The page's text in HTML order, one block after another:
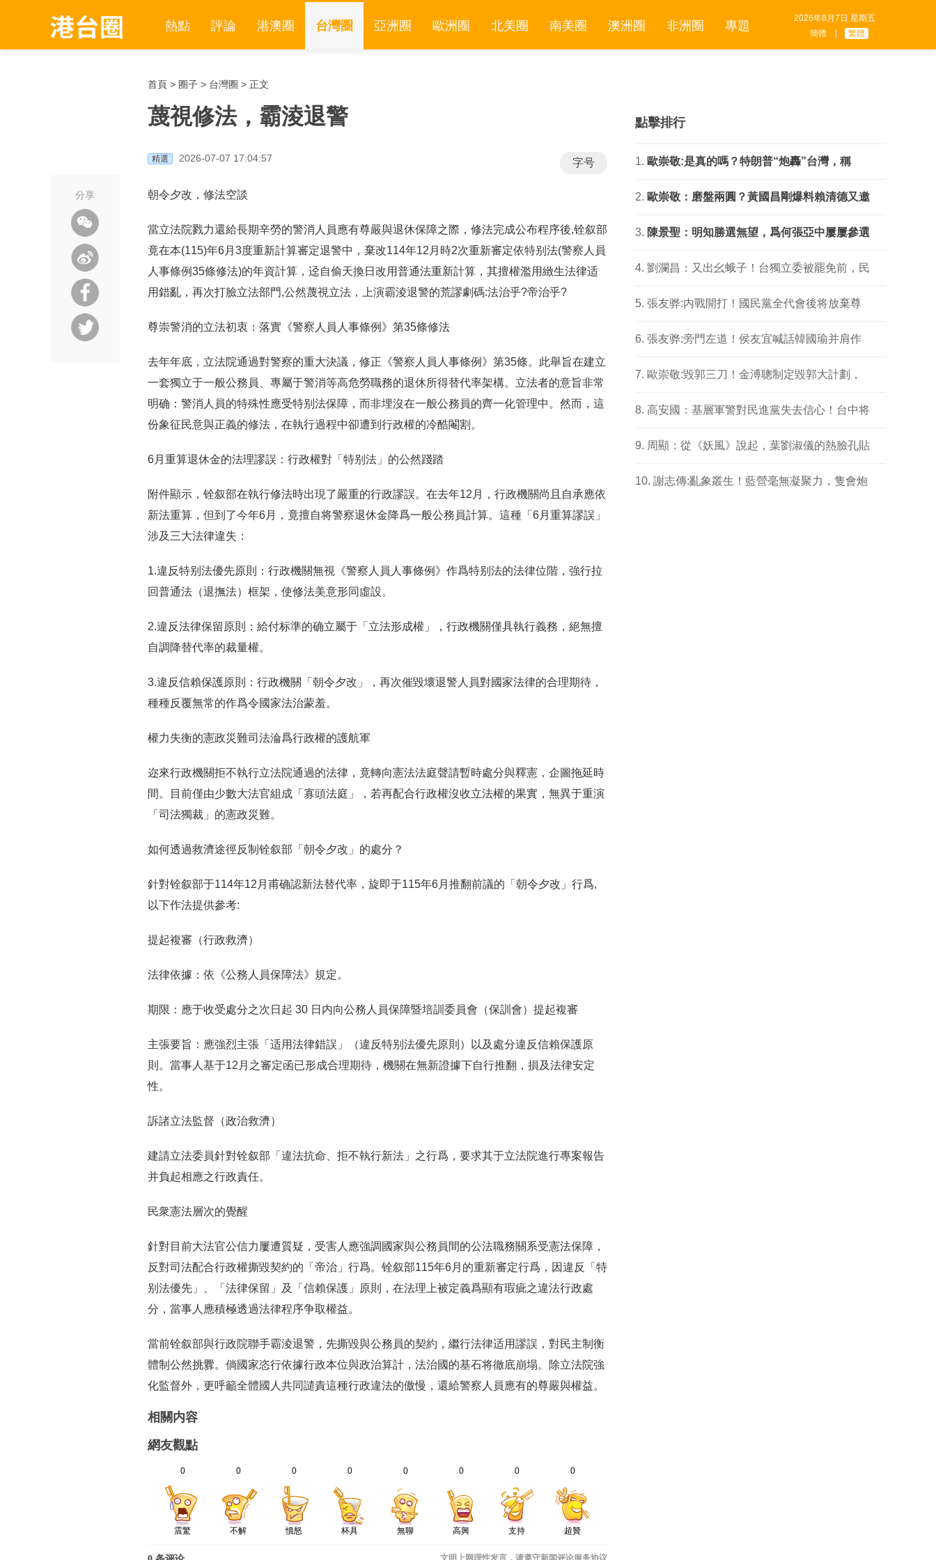
2026年8月7日 星期五
簡體
繁體
熱點 評論 港澳圈 台灣圈 亞洲圈 歐洲圈 北美圈 南美圈 澳洲圈 非洲圈 專題
首頁 > 圈子 > 台灣圈 > 正文
蔑視修法，霸淩退警
精選 2026-07-07 17:04:57 字号
分享 朝令夕改，修法空談
當立法院戮力還給長期辛勞的警消人員應有尊嚴與退休保障之際，修法完成公布程序後,铨叙部
竟在本(115)年6月3度重新計算審定退警中，棄改114年12月時2次重新審定依特别法(警察人員
人事條例35條修法)的年資計算，迳自偷天換日改用普通法重新計算，其擅權濫用緻生法律适
用錯亂，再次打臉立法部門,公然蔑視立法，上演霸淩退警的荒謬劇碼:法治乎?帝治乎?
尊崇警消的立法初衷：落實《警察人員人事條例》第35條修法
去年年底，立法院通過對警察的重大決議，修正《警察人員人事條例》第35條。此舉旨在建立
一套獨立于一般公務員、專屬于警消等高危勞職務的退休所得替代率架構。立法者的意旨非常
明确：警消人員的特殊性應受特别法保障，而非埋沒在一般公務員的齊一化管理中。然而，這
份象征民意與正義的修法，在執行過程中卻遭到行政權的冷酷閹割。
6月重算退休金的法理謬誤：行政權對「特别法」的公然踐踏
附件顯示，铨叙部在執行修法時出現了嚴重的行政謬誤。在去年12月，行政機關尚且自承應依
新法重算，但到了今年6月，竟擅自将警察退休金降爲一般公務員計算。這種「6月重算謬誤」
涉及三大法律違失：
1.違反特别法優先原則：行政機關無視《警察人員人事條例》作爲特别法的法律位階，強行拉
回普通法（退撫法）框架，使修法美意形同虛設。
2.違反法律保留原則：給付标準的确立屬于「立法形成權」，行政機關僅具執行義務，絕無擅
自調降替代率的裁量權。
3.違反信賴保護原則：行政機關「朝令夕改」，再次催毀壞退警人員對國家法律的合理期待，
種種反覆無常的作爲令國家法治蒙羞。
權力失衡的憲政災難司法淪爲行政權的護航軍
迩來行政機關拒不執行立法院通過的法律，竟轉向憲法法庭聲請暫時處分與釋憲，企圖拖延時
間。目前僅由少數大法官組成「寡頭法庭」，若再配合行政權沒收立法權的果實，無異于重演
「司法獨裁」的憲政災難。
如何透過救濟途徑反制铨叙部「朝令夕改」的處分？
針對铨叙部于114年12月甫确認新法替代率，旋即于115年6月推翻前議的「朝令夕改」行爲,
以下作法提供參考:
提起複審（行政救濟）
法律依據：依《公務人員保障法》規定。
期限：應于收受處分之次日起 30 日内向公務人員保障暨培訓委員會（保訓會）提起複審
主張要旨：應強烈主張「适用法律錯誤」（違反特别法優先原則）以及處分違反信賴保護原
則。當事人基于12月之審定函已形成合理期待，機關在無新證據下自行推翻，損及法律安定
性。
訴諸立法監督（政治救濟）
建請立法委員針對铨叙部「違法抗命、拒不執行新法」之行爲，要求其于立法院進行專案報告
并負起相應之行政責任。
民衆憲法層次的覺醒
針對目前大法官公信力屢遭質疑，受害人應強調國家與公務員間的公法職務關系受憲法保障，
反對司法配合行政權撕毀契約的「帝治」行爲。铨叙部115年6月的重新審定行爲，因違反「特
别法優先」、「法律保留」及「信賴保護」原則，在法理上被定義爲顯有瑕疵之違法行政處
分，當事人應積極透過法律程序争取權益。
當前铨叙部與行政院聯手霸淩退警，先撕毀與公務員的契約，繼行法律适用謬誤，對民主制衡
體制公然挑釁。倘國家恣行依據行政本位與政治算計，法治國的基石将徹底崩塌。除立法院強
化監督外，更呼籲全體國人共同譴責這種行政違法的傲慢，還給警察人員應有的尊嚴與權益。
相關内容
網友觀點
0
震驚
0
不解
0
憤怒
0
杯具
0
無聊
0
高興
0
支持
0
超贊
點擊排行
歐崇敬:是真的嗎？特朗普“炮轟”台灣，稱
歐崇敬：磨盤兩圓？黃國昌剛爆料賴清德又邀
陳景聖：明知勝選無望，爲何張亞中屢屢參選
劉瀾昌：又出幺蛾子！台獨立委被罷免前，民
張友骅:内戰開打！國民黨全代會後将放棄尊
張友骅:旁門左道！侯友宜喊話韓國瑜并肩作
歐崇敬:毀郭三刀！金溥聰制定毀郭大計劃，
高安國：基層軍警對民進黨失去信心！台中将
周顯：從《妖風》說起，葉劉淑儀的熱臉孔貼
謝志傳:亂象叢生！藍營毫無凝聚力，隻會炮